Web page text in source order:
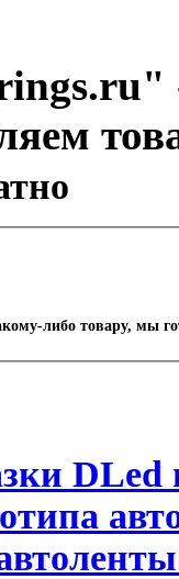
либо товару, мы
DLed